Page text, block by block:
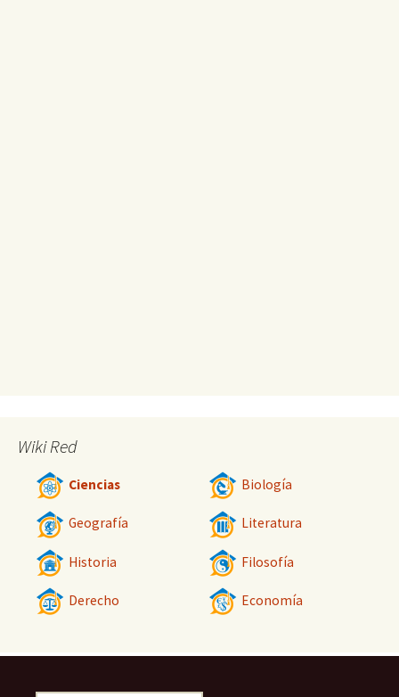
Wiki Red
Ciencias Biología
Geografía Literatura
Historia Filosofía
Derecho Economía